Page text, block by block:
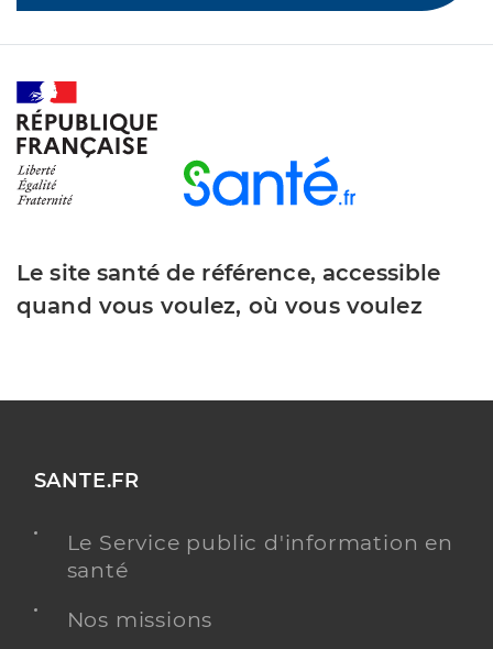
Le site santé de référence, accessible
quand vous voulez, où vous voulez
SANTE.FR
Le Service public d'information en
santé
Nos missions